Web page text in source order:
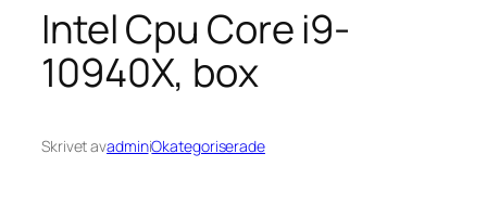
Intel Cpu Core i9-
10940X, box
Skrivet avadminiOkategoriserade